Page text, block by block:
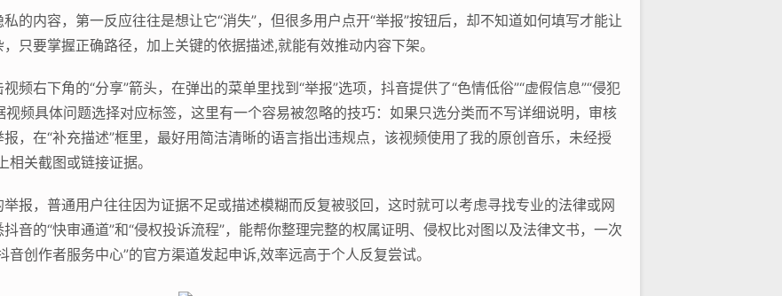
的内容，第一反应往往是想让它“消失”，但很多用户点开“举报”按钮后，却不知道如何填写才能让
只要掌握正确路径，加上关键的依据描述,就能有效推动内容下架。
频右下角的“分享”箭头，在弹出的菜单里找到“举报”选项，抖音提供了“色情低俗”“虚假信息”“侵犯
视频具体问题选择对应标签，这里有一个容易被忽略的技巧：如果只选分类而不写详细说明，审核
，在“补充描述”框里，最好用简洁清晰的语言指出违规点，该视频使用了我的原创音乐，未经授
相关截图或链接证据。
报，普通用户往往因为证据不足或描述模糊而反复被驳回，这时就可以考虑寻找专业的法律或网
音的“快审通道”和“侵权投诉流程”，能帮你整理完整的权属证明、侵权比对图以及法律文书，一次
创作者服务中心”的官方渠道发起申诉,效率远高于个人反复尝试。